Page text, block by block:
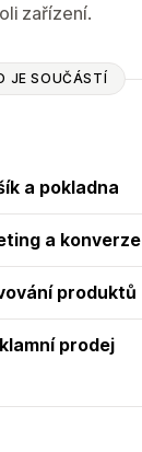
zařízení.
JE SOUČÁSTÍ
a pokladna
a konverze
produktů
prodej